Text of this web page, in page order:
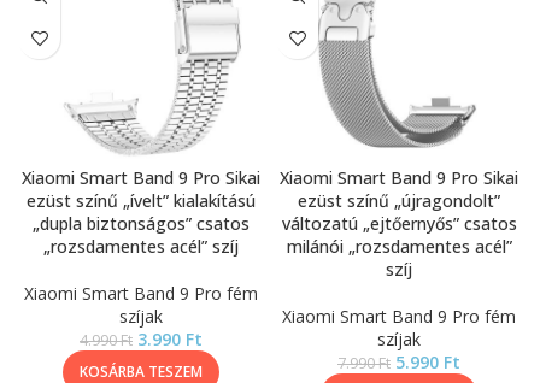
Xiaomi Smart Band 9 Pro Sikai
ezüst színű „ívelt” kialakítású
„dupla biztonságos” csatos
„rozsdamentes acél” szíj
Xiaomi Smart Band 9 Pro fém
szíjak
4.990Ft 3.990 Ft
KOSÁRBA TESZEM
Xiaomi Smart Band 9 Pro Sikai
ezüst színű „újragondolt”
változatú „ejtőernyős” csatos
milánói „rozsdamentes acél”
szíj
Xiaomi Smart Band 9 Pro fém
szíjak
7.990Ft 5.990 Ft